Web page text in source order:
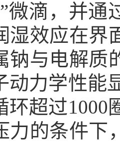
微滴，并
湿效应在界
钠与电解质
动力学性能
环超过1000
力的条件下